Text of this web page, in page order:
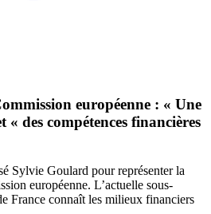
européenne : « Une
« des compétences financières
Sylvie Goulard pour représenter la
européenne. L’actuelle sous-
France connaît les milieux financiers